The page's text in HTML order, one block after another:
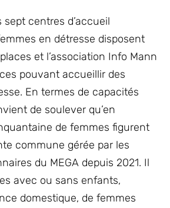
centres d’accueil
en détresse disposent
et l’association Info Mann
pouvant accueillir des
En termes de capacités
de soulever qu’en
de femmes figurent
commune gérée par les
du MEGA depuis 2021. Il
avec ou sans enfants,
domestique, de femmes